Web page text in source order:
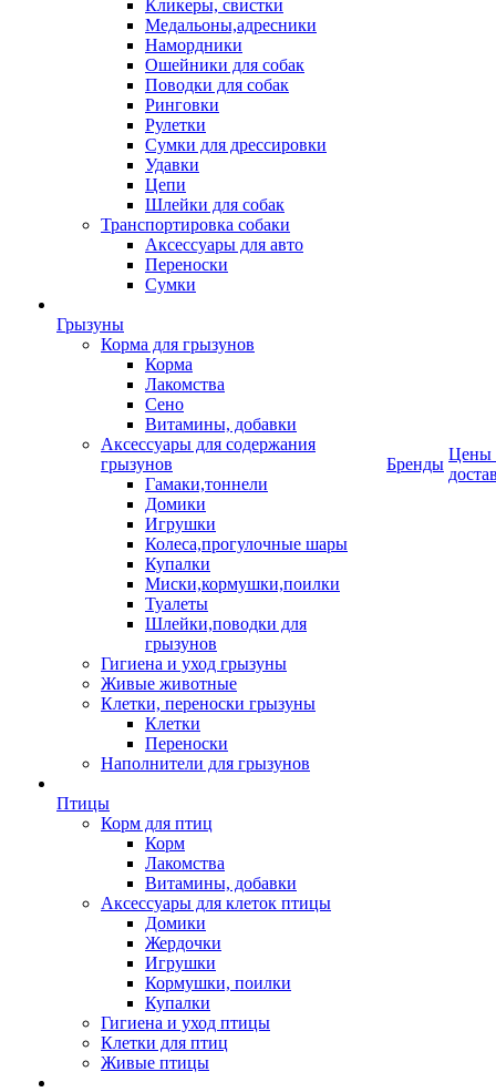
Кликеры, свистки
Медальоны,адресники
Намордники
Ошейники для собак
Поводки для собак
Ринговки
Рулетки
Сумки для дрессировки
Удавки
Цепи
Шлейки для собак
Транспортировка собаки
Аксессуары для авто
Переноски
Сумки
Грызуны
Корма для грызунов
Корма
Лакомства
Сено
Витамины, добавки
Аксессуары для содержания
грызунов
Гамаки,тоннели
Домики
Игрушки
Колеса,прогулочные шары
Купалки
Миски,кормушки,поилки
Туалеты
Шлейки,поводки для
грызунов
Гигиена и уход грызуны
Живые животные
Клетки, переноски грызуны
Клетки
Переноски
Наполнители для грызунов
Птицы
Корм для птиц
Корм
Лакомства
Витамины, добавки
Аксессуары для клеток птицы
Домики
Жердочки
Игрушки
Кормушки, поилки
Купалки
Гигиена и уход птицы
Клетки для птиц
Живые птицы
Бренды
Цены